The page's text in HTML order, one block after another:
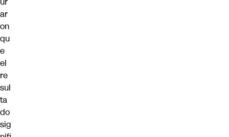
ar
on
qu
e
el
re
sul
ta
do
sig